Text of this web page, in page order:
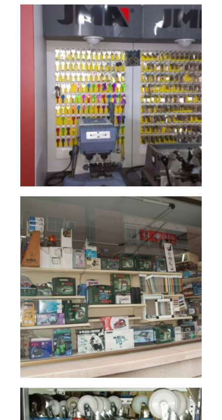
ferretería industrial
en Ciudad Real
Ampliar
ferretería industrial
Ampliar
Ciudad Real
ferretería industrial
Ampliar